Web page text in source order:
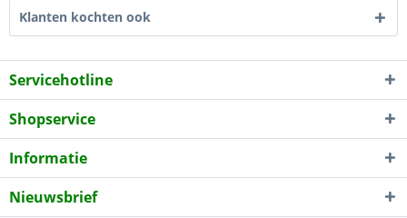
Klanten kochten ook
Servicehotline
Shopservice
Informatie
Nieuwsbrief